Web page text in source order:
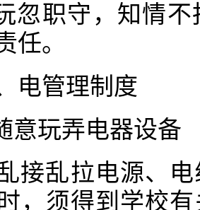
忽职守，知情
任。
电管理制度
意玩弄电器设备
接乱拉电源、
，须得到学校